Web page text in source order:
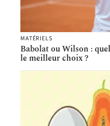
MATÉRIELS
Babolat ou Wilson :
le meilleur choix ?